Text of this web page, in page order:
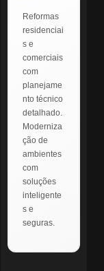
Reformas
residenciai
s e
comerciais
com
planejame
nto técnico
detalhado.
Moderniza
ção de
ambientes
com
soluções
inteligente
s e
seguras.